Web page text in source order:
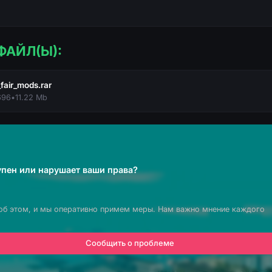
•11.22 Mb
или нарушает ваши права?
этом, и мы оперативно примем меры. Нам важно мнение каждого
Сообщить о проблеме